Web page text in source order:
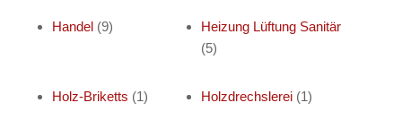
Handel(9)
Heizung Lüftung Sanitär
(5)
Holz-Briketts (1) Holzdrechslerei(1)